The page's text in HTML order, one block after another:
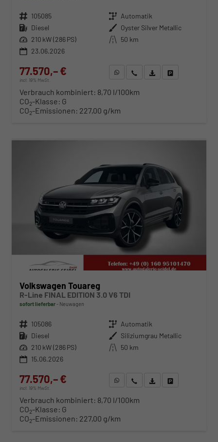
Fahrzeugnr. 105085 Getriebe Automatik
Kraftstoff Diesel Außenfarbe Oyster Silver Metallic
Leistung 210 kW (286 PS) Kilometerstand 50 km
23.06.2026
77.570,– €
incl. 19% MwSt.
WhatsApp anfragen
Wir rufen Sie anFahrzeugexposé (PDF)
Verbrauch kombiniert: 8,70 l/100km
CO2-Klasse: G
CO2-Emissionen: 227,00 g/km
Volkswagen Touareg
R-Line FINAL EDITION 3.0 V6 TDI
sofort lieferbar Neuwagen
Fahrzeugnr. 105086 Getriebe Automatik
Kraftstoff Diesel Außenfarbe Siliziumgrau Metallic
Leistung 210 kW (286 PS) Kilometerstand 50 km
15.06.2026
77.570,– €
incl. 19% MwSt.
WhatsApp anfragen
Wir rufen Sie anFahrzeugexposé (PDF)
Verbrauch kombiniert: 8,70 l/100km
CO2-Klasse: G
CO2-Emissionen: 227,00 g/km